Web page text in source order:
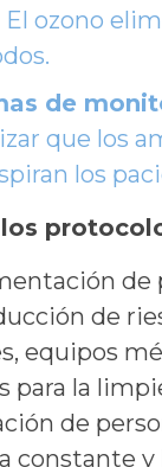
El ozono
de
que los
los
de
de
equipos
para la
de
constante